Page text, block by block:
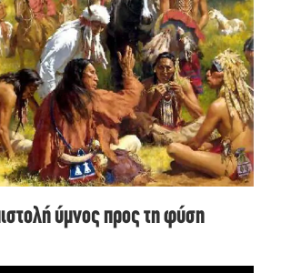
ύμνος προς τη φύση